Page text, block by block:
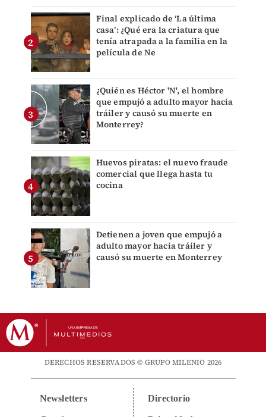
Final explicado de ‘La última
casa’: ¿Qué era la criatura que
tenía atrapada a la familia en la
película de Ne
¿Quién es Héctor 'N', el hombre
que empujó a adulto mayor hacia
tráiler y causó su muerte en
Monterrey?
Huevos piratas: el nuevo fraude
comercial que llega hasta tu
cocina
Detienen a joven que empujó a
adulto mayor hacia tráiler y
causó su muerte en Monterrey
DERECHOS RESERVADOS © GRUPO MILENIO 2026
Newsletters Directorio